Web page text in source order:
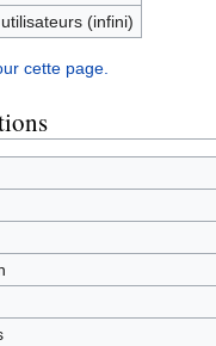
(infini)
cette page.